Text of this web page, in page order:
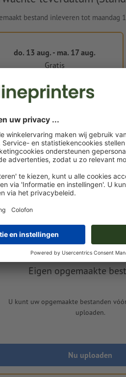
bestand inleveren tot maandag
do. 13 aug. - ma. 17 aug.
Gratis
Snellere levering gewenst? Kies
tot de verwerking van het
opgemaakte bestand
Eigen opgemaakte
U kunt uw opgemaakte bestanden
uploaden.
Nu uploaden